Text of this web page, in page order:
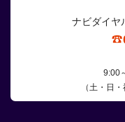
ナビダイヤ
9:00
（土・日